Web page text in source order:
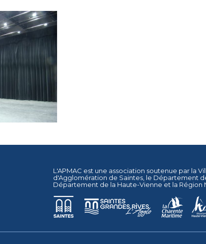
L'APMAC est une association soutenue par la
d'Agglomération de Saintes , le Département
Département de la Haute-Vienne et la Région